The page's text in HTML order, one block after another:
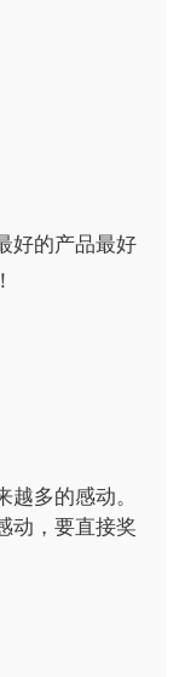
好的产品最好
多的感动。
动，要直接奖